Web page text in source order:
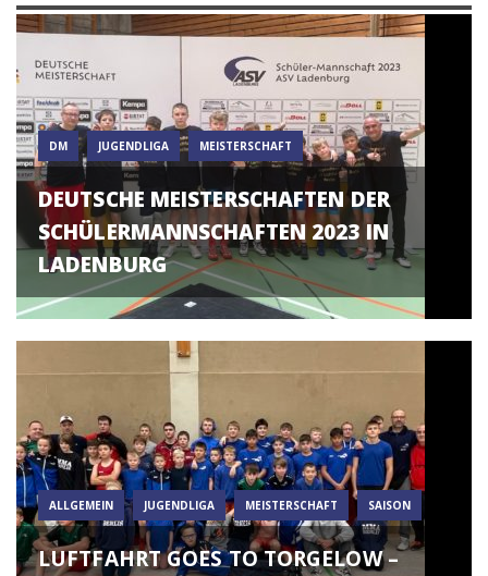
DM JUGENDLIGA MEISTERSCHAFT
DEUTSCHE MEISTERSCHAFTEN DER
SCHÜLERMANNSCHAFTEN 2023 IN
LADENBURG
ALLGEMEIN JUGENDLIGA MEISTERSCHAFT SAISON
LUFTFAHRT GOES TO TORGELOW –